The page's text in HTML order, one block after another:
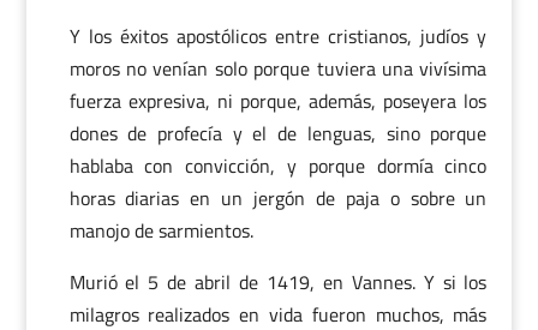
Y los éxitos apostólicos entre cristianos, judíos y
moros no venían solo porque tuviera una vivísima
fuerza expresiva, ni porque, además, poseyera los
dones de profecía y el de lenguas, sino porque
hablaba con convicción, y porque dormía cinco
horas diarias en un jergón de paja o sobre un
manojo de sarmientos.
Murió el 5 de abril de 1419, en Vannes. Y si los
milagros realizados en vida fueron muchos, más